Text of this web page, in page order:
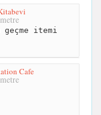
itemi
Cafe